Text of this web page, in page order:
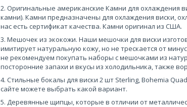
2. Оригинальные американские Камни для охлаждения
камни). Камни предназначены для охлаждения виски,
нас есть сертификат качества. Камни оригинал из США.
3. Мешочек из экокожи. Наши мешочки для виски
имитирует натуральную кожу, но не трескается от
не рекомендуем покупать наборы с мешочками из
посторонние запахи и вкусы из холодильника, также
4. Стильные бокалы для виски 2 шт Sterling, Bohemia
сайте можете выбрать какой вариант.
5. Деревянные щипцы, которые в отличии от